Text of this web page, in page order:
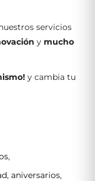
servicios
y mucho
y cambia tu
,
, aniversarios,